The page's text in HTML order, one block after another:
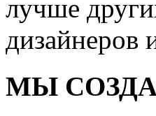
лучше
дизайнеров
МЫ